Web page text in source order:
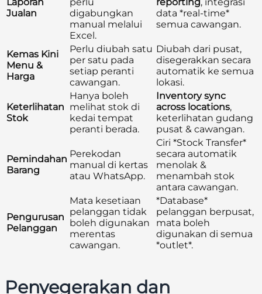
Jualan
digabungkan
manual melalui
Excel.
data *real-time*
semua cawangan.
Kemas Kini
Menu &
Harga
Perlu diubah satu
per satu pada
setiap peranti
cawangan.
Diubah dari pusat,
disegerakkan secara
automatik ke semua
lokasi.
Keterlihatan
Stok
Hanya boleh
melihat stok di
kedai tempat
peranti berada.
Inventory sync
across locations,
keterlihatan gudang
pusat & cawangan.
Pemindahan
Barang
Perekodan
manual di kertas
atau WhatsApp.
Ciri *Stock Transfer*
secara automatik
menolak &
menambah stok
antara cawangan.
Pengurusan
Pelanggan
Mata kesetiaan
pelanggan tidak
boleh digunakan
merentas
cawangan.
*Database*
pelanggan berpusat,
mata boleh
digunakan di semua
*outlet*.
Penyegerakan dan